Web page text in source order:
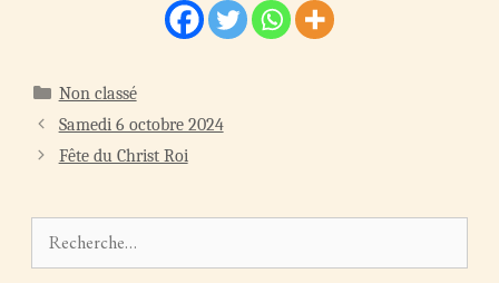
Catégories
Non classé
Navigation
des
Samedi 6 octobre 2024
Fête du Christ Roi